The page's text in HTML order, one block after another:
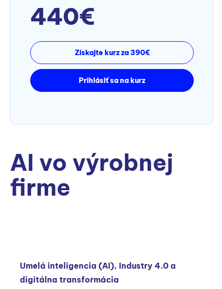
440€
Získajte kurz za 390€
Prihlásiť sa na kurz
AI vo výrobnej
firme
Umelá inteligencia (AI), Industry 4.0 a
digitálna transformácia